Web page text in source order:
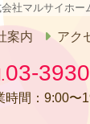
社マルサイホー
案内 アク
03-
時間：9:00〜